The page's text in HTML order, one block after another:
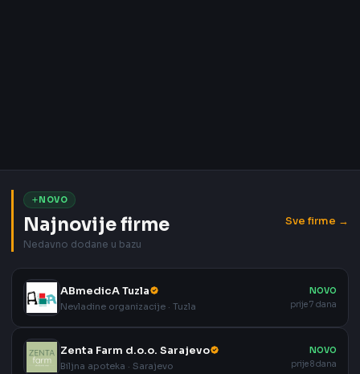
NOVO
Najnovije firme
Nedavno dodane u bazu
Sve firme →
ABmedicA Tuzla
Nevladine organizacije · Tuzla
NOVO
prije 7 dana
Zenta Farm d.o.o. Sarajevo
Biljna apoteka · Sarajevo
NOVO
prije 8 dana